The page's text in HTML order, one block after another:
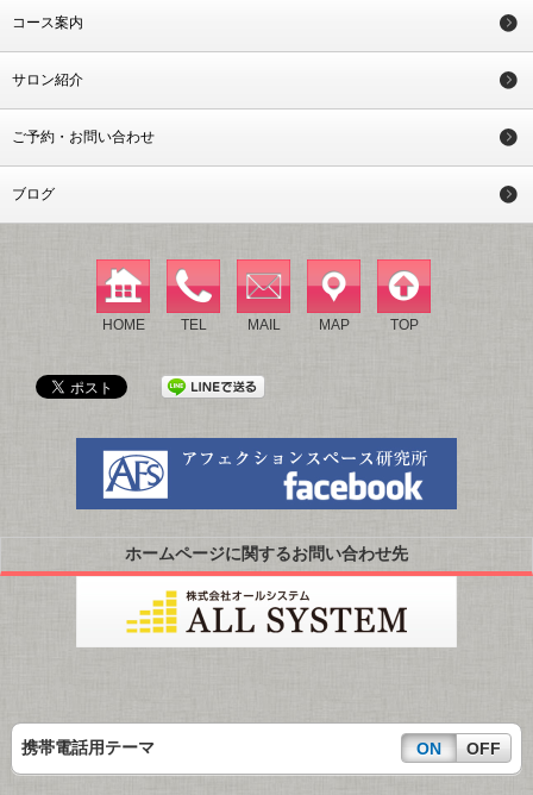
コース案内
サロン紹介
ご予約・お問い合わせ
ブログ
HOME TEL MAIL MAP TOP
ホームページに関するお問い合わせ先
携帯電話用テーマ ON OFF